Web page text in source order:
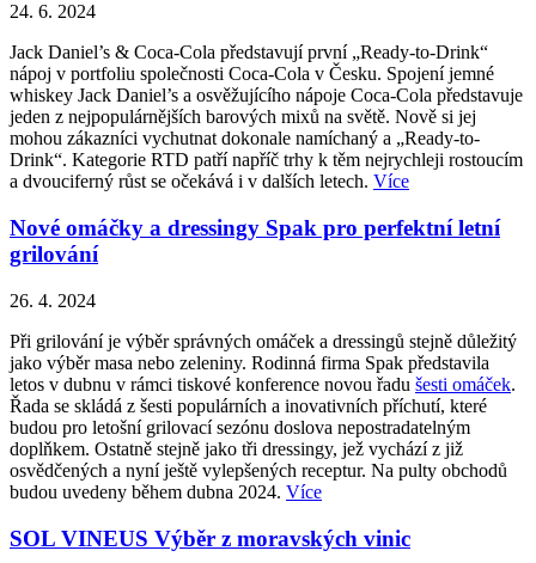
24. 6. 2024
Jack Daniel’s & Coca-Cola představují první „Ready-to-Drink“
nápoj v portfoliu společnosti Coca-Cola v Česku. Spojení jemné
whiskey Jack Daniel’s a osvěžujícího nápoje Coca-Cola představuje
jeden z nejpopulárnějších barových mixů na světě. Nově si jej
mohou zákazníci vychutnat dokonale namíchaný a „Ready-to-
Drink“. Kategorie RTD patří napříč trhy k těm nejrychleji rostoucím
a dvouciferný růst se očekává i v dalších letech. Více
Nové omáčky a dressingy Spak pro perfektní letní
grilování
26. 4. 2024
Při grilování je výběr správných omáček a dressingů stejně důležitý
jako výběr masa nebo zeleniny. Rodinná firma Spak představila
letos v dubnu v rámci tiskové konference novou řadu šesti omáček.
Řada se skládá z šesti populárních a inovativních příchutí, které
budou pro letošní grilovací sezónu doslova nepostradatelným
doplňkem. Ostatně stejně jako tři dressingy, jež vychází z již
osvědčených a nyní ještě vylepšených receptur. Na pulty obchodů
budou uvedeny během dubna 2024. Více
SOL VINEUS Výběr z moravských vinic